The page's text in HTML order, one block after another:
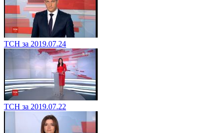
ТСН за 2019.07.24
ТСН за 2019.07.22